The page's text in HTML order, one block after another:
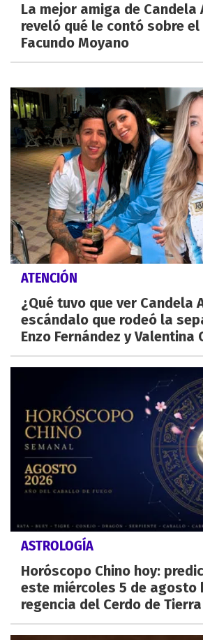
La mejor amiga de Candela
reveló qué le contó sobre
Facundo Moyano
ATENCIÓN
¿Qué tuvo que ver Candela
escándalo que rodeó la
Enzo Fernández y Valentina
ASTROLOGÍA
Horóscopo Chino hoy:
este miércoles 5 de agosto
regencia del Cerdo de Tierra